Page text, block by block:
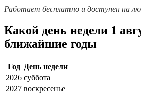
Работает бесплатно и доступен на
Какой день недели 1
ближайшие годы
Год День недели
2026 суббота
2027 воскресенье